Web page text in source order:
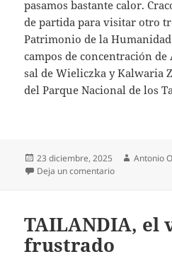
pasamos bastante calor.
de partida para visitar otro
Patrimonio de la Humanidad
campos de concentración
sal de Wieliczka y Kalwaria
del Parque Nacional de los
Publicado
el
23 diciembre, 2025 Autor
Antonio
Deja un comentarioen
TAILANDIA, el
frustrado